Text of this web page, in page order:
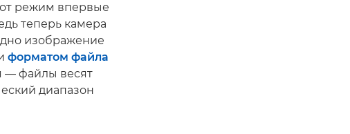
режим впервые
теперь камера
изображение
форматом файла
— файлы весят
диапазон